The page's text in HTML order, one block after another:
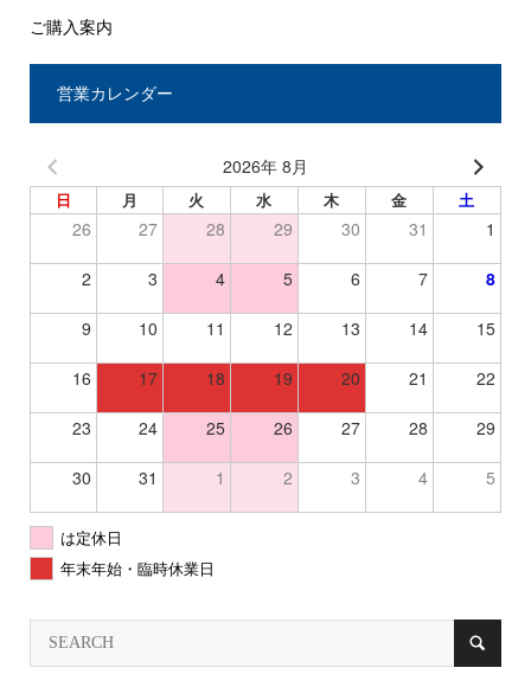
ご購入案内
営業カレンダー
2026年 8月
日 月 火 水 木 金 土
26 27 28 29 30 31 1
2 3 4 5 6 7 8
9 10 11 12 13 14 15
16 17 18 19 20 21 22
23 24 25 26 27 28 29
30 31 1 2 3 4 5
は定休日
年末年始・臨時休業日